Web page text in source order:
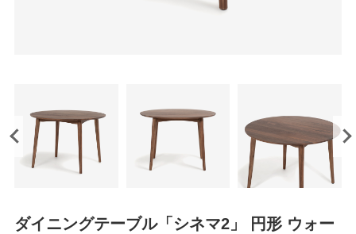
ダイニングテーブル「シネマ2」 円形 ウォー